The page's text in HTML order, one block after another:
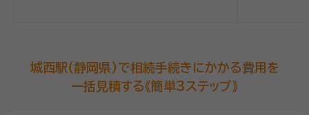
城西駅(静岡県)で相続手続きにかかる費用を
一括見積する《簡単3ステップ》